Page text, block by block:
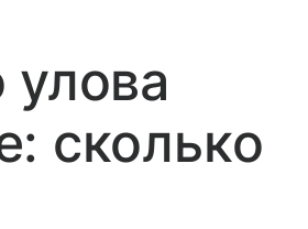
улова
сколько